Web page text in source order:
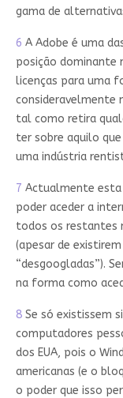
gama de
6 A Adobe é uma
posição dominante
licenças para uma
consideravelmente
tal como retira
ter sobre aquilo
uma indústria
7 Actualmente
poder aceder a
todos os restantes
(apesar de
“desgoogladas”).
na forma como
8Se só existissem
computadores
dos EUA, pois o
americanas (e o
o poder que isso